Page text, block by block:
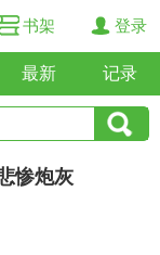
书架 登录
最新 记录
惨炮灰